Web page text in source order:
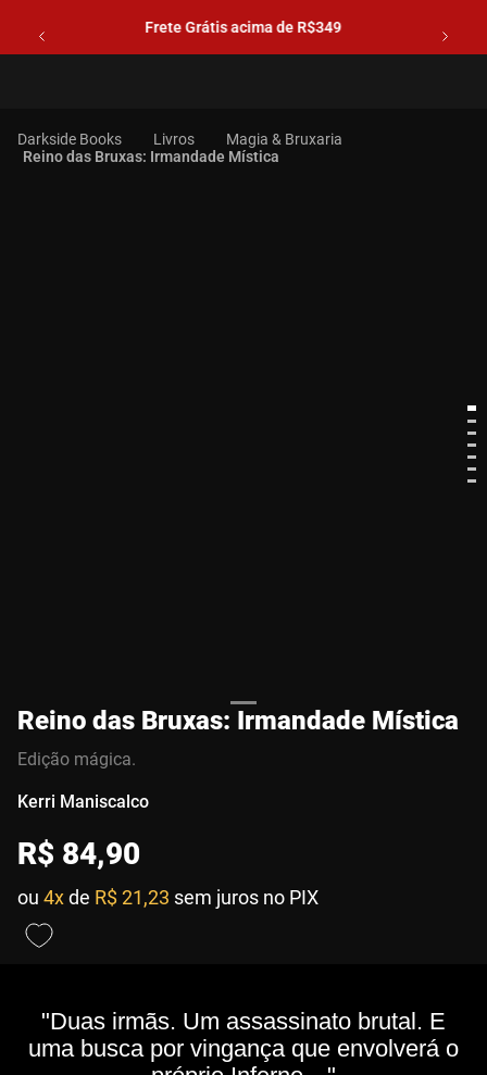
Frete Grátis acima de R$349
Livros
Magia & Bruxaria
Reino das Bruxas: Irmandade Mística
Reino das Bruxas: Irmandade Mística
Edição mágica.
Kerri Maniscalco
R$ 84,90
ou 4xde R$ 21,23 sem juros no PIX
"Duas irmãs. Um assassinato brutal. E
uma busca por vingança que envolverá o